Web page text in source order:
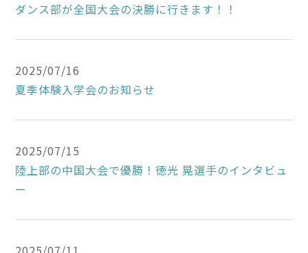
ダンス部が全国大会の決勝に行きます！！
2025/07/16
夏季体験入学会のお知らせ
2025/07/15
陸上部の中国大会で優勝！徳光 晃選手のインタビュ
ー